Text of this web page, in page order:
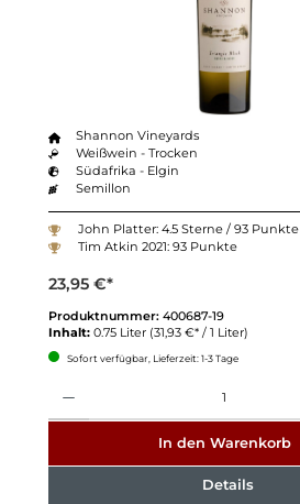
Shannon Vineyards
Weißwein - Trocken
Südafrika - Elgin
Semillon
John Platter: 4.5 Sterne / 93 Punkte
Tim Atkin 2021: 93 Punkte
23,95 €*
Produktnummer: 400687-19
Inhalt: 0.75 Liter (31,93 €* / 1 Liter)
Sofort verfügbar, Lieferzeit: 1-3 Tage
In den Warenkorb
Details